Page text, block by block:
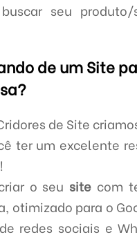
seu produto/
de um Site
de Site
ter um excelente
o seu site com
otimizado para o
redes sociais e